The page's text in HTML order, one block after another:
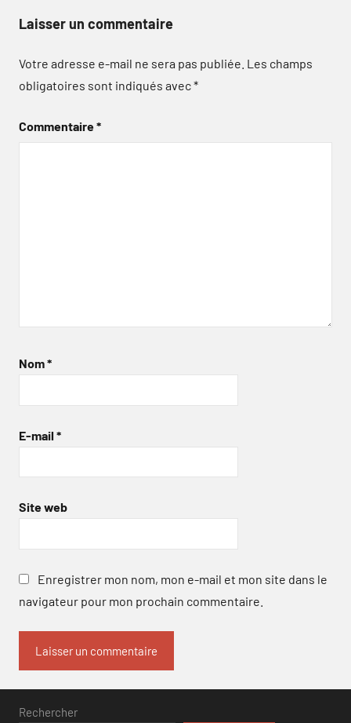
Laisser un commentaire
Votre adresse e-mail ne sera pas publiée. Les champs
obligatoires sont indiqués avec*
Commentaire*
Nom*
E-mail *
Site web
Enregistrer mon nom, mon e-mail et mon site dans le
navigateur pour mon prochain commentaire.
Rechercher